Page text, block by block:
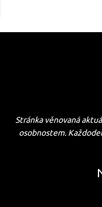
Stránka věnovaná
osobnostem.